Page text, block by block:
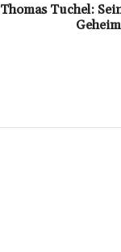
Thomas Tuchel: